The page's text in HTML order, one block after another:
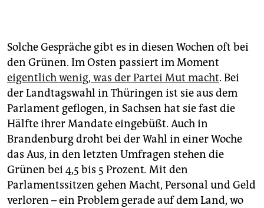
Solche Gespräche gibt es in diesen Wochen oft bei
den Grünen. Im Osten passiert im Moment
eigentlich wenig, was der Partei Mut macht. Bei
der Landtagswahl in Thüringen ist sie aus dem
Parlament geflogen, in Sachsen hat sie fast die
Hälfte ihrer Mandate eingebüßt. Auch in
Brandenburg droht bei der Wahl in einer Woche
das Aus, in den letzten Umfragen stehen die
Grünen bei 4,5 bis 5 Prozent. Mit den
Parlamentssitzen gehen Macht, Personal und Geld
verloren – ein Problem gerade auf dem Land, wo